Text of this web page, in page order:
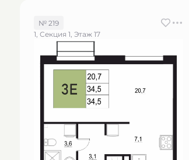
№ 219
1, Секция 1, Этаж 17